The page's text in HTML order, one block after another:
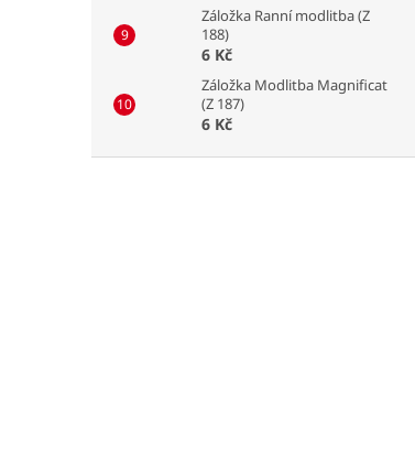
Záložka Ranní modlitba (Z
188)
6 Kč
Záložka Modlitba Magnificat
(Z 187)
6 Kč